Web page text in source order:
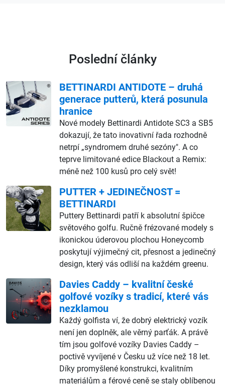
Poslední články
BETTINARDI ANTIDOTE – druhá
generace putterů, která posunula
hranice
Nové modely Bettinardi Antidote SC3 a SB5
dokazují, že tato inovativní řada rozhodně
netrpí „syndromem druhé sezóny". A co
teprve limitované edice Blackout a Remix:
méně než 100 kusů pro celý svět!
PUTTER + JEDINEČNOST =
BETTINARDI
Puttery Bettinardi patří k absolutní špičce
světového golfu. Ručně frézované modely s
ikonickou úderovou plochou Honeycomb
poskytují výjimečný cit, přesnost a jedinečný
design, který vás odliší na každém greenu.
Davies Caddy – kvalitní české
golfové vozíky s tradicí, které vás
nezklamou
Každý golfista ví, že dobrý elektrický vozík
není jen doplněk, ale věrný parťák. A právě
tím jsou golfové vozíky Davies Caddy –
poctivě vyvíjené v Česku už více než 18 let.
Díky promyšlené konstrukci, kvalitním
materiálům a férové ceně se staly oblíbenou